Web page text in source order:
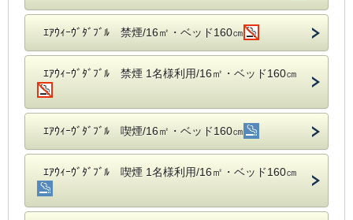
ｴｱｳｨｰｳﾞﾀﾞﾌﾞﾙ 禁煙/16㎡・ベッド160㎝
ｴｱｳｨｰｳﾞﾀﾞﾌﾞﾙ 禁煙 1名様利用/16㎡・ベッド160㎝
ｴｱｳｨｰｳﾞﾀﾞﾌﾞﾙ 喫煙/16㎡・ベッド160㎝
ｴｱｳｨｰｳﾞﾀﾞﾌﾞﾙ 喫煙 1名様利用/16㎡・ベッド160㎝